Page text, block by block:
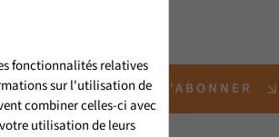
fonctionnalités relatives
sur l'utilisation de
combiner celles-ci avec
utilisation de leurs
S'ABONNER